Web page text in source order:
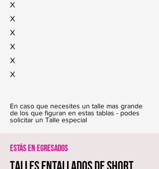
X
X
X
X
X
X
En caso que necesites un talle mas grande
de los que figuran en estas tablas - podes
solicitar un Talle especial
Estás en EGRESADOS